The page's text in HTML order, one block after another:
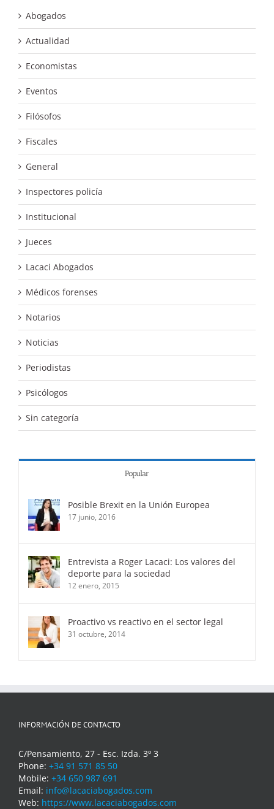
Abogados
Actualidad
Economistas
Eventos
Filósofos
Fiscales
General
Inspectores policía
Institucional
Jueces
Lacaci Abogados
Médicos forenses
Notarios
Noticias
Periodistas
Psicólogos
Sin categoría
Popular
Posible Brexit en la Unión Europea
17 junio, 2016
Entrevista a Roger Lacaci: Los valores del
deporte para la sociedad
12 enero, 2015
Proactivo vs reactivo en el sector legal
31 octubre, 2014
INFORMACIÓN DE CONTACTO
C/Pensamiento, 27 - Esc. Izda. 3º 3
Phone: +34 91 571 85 50
Mobile: +34 650 987 691
Email: info@lacaciabogados.com
Web: https://www.lacaciabogados.com